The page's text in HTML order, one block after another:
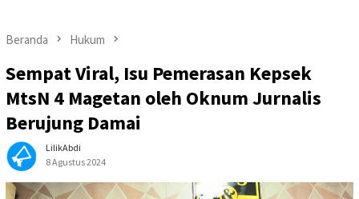
Beranda Hukum
Sempat Viral, Isu Pemerasan Kepsek
MtsN 4 Magetan oleh Oknum Jurnalis
Berujung Damai
LilikAbdi
8 Agustus 2024